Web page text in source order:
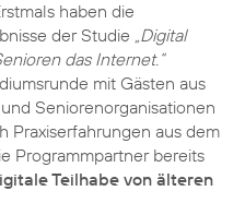
haben die
der Studie „Digital
das Internet.“
mit Gästen aus
Seniorenorganisationen
Praxiserfahrungen aus dem
Programmpartner bereits
Teilhabe von älteren